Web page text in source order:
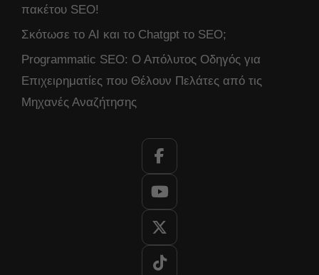
πακέτου SEO!
Σκότωσε το AI και το Chatgpt το SEO;
Programmatic SEO: Ο Απόλυτος Οδηγός για
Επιχειρηματίες που Θέλουν Πελάτες από τις
Μηχανές Αναζήτησης